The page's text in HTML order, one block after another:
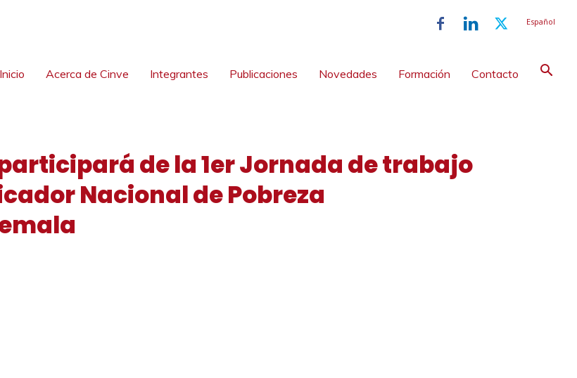
Español
Inicio Acerca de Cinve Integrantes Publicaciones Novedades Formación Contacto
de la 1er Jornada de trabajo
Nacional de Pobreza